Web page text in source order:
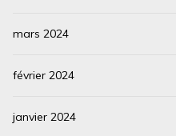
mars 2024
février 2024
janvier 2024